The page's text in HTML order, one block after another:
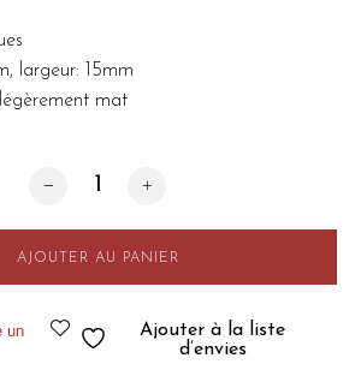
largeur: 15mm
mat
quantité de Créoles Kyma Argent
AJOUTER AU PANIER
un
Ajouter à la liste
d’envies